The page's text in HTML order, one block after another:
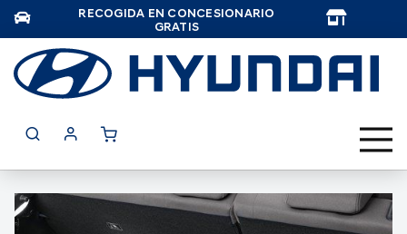
RECOGIDA EN CONCESIONARIO
GRATIS
Saltar
al